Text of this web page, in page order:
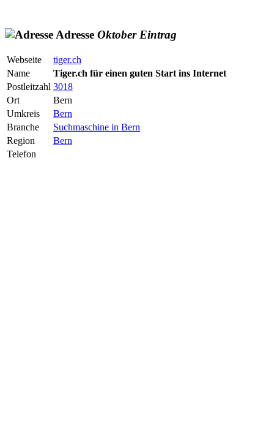
Adresse Oktober Eintrag
Webseite
tiger.ch
Name
Tiger.ch für einen guten Start ins Internet
Postleitzahl 3018
Ort
Bern
Umkreis
Bern
Branche
Suchmaschine in Bern
Region
Bern
Telefon